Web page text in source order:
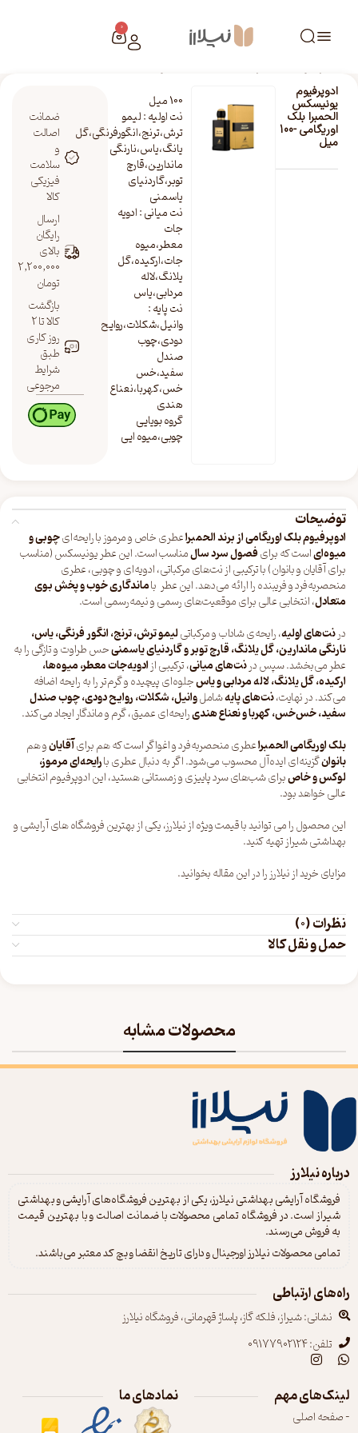
0
فروشگاه نیلارز
ادوپرفیوم یونیسکس الحمبرا بلک اوریگامی -100 میل
ادوپرفیوم
یونیسکس
الحمبرا بلک
اوریگامی -100
میل
100 میل
نت اولیه : لیمو
ترش،ترنج،انگورفرنگی،گل
یانگ،یاس،نارنگی
ماندارین،قارچ
توبر،گاردنیای
یاسمنی
نت میانی : ادویه
جات
معطر،میوه
جات،ارکیده،گل
یلانگ،لاله
مردابی،یاس
نت پایه :
وانیل،شکلات،روایح
دودی،چوب
صندل
سفید،خس
خس،کهربا،نعناع
هندی
گروه بویایی
چوبی،میوه ایی
ضمانت
اصالت
و
سلامت
فیزیکی
کالا
ارسال
رایگان
بالای
2,200,000
تومان
بازگشت
کالا تا 2
روز کاری
طبق
شرایط
مرجوعی
توضیحات
ادوپرفیوم بلک اوریگامی از برند الحمبراعطری خاص و مرموز با رایحه‌ایچوبی و
میوه‌ایاست که برایفصول سرد سالمناسب است. این عطر یونیسکس (مناسب
برای آقایان و بانوان) با ترکیبی از نت‌های مرکباتی، ادویه‌ای و چوبی، عطری
منحصربه‌فرد و فریبنده را ارائه می‌دهد. این عطر باماندگاری خوب و پخش بوی
متعادل، انتخابی عالی برای موقعیت‌های رسمی و نیمه‌رسمی است.
درنت‌های اولیه، رایحه‌ی شاداب و مرکباتیلیمو ترش، ترنج، انگور فرنگی، یاس،
نارنگی ماندارین، گل یلانگ، قارچ توبر و گاردنیای یاسمنیحس طراوت و تازگی را به
عطر می‌بخشد. سپس درنت‌های میانی، ترکیبی ازادویه‌جات معطر، میوه‌ها،
ارکیده، گل یلانگ، لاله مردابی و یاسجلوه‌ای پیچیده و گرم‌تر را به رایحه اضافه
می‌کند. در نهایت،نت‌های پایهشاملوانیل، شکلات، روایح دودی، چوب صندل
سفید، خس‌خس، کهربا و نعناع هندیرایحه‌ای عمیق، گرم و ماندگار ایجاد می‌کند.
بلک اوریگامی الحمبراعطری منحصربه‌فرد و اغواگر است که هم برایآقایانو هم
بانوانگزینه‌ای ایده‌آل محسوب می‌شود. اگر به دنبال عطری بارایحه‌ای مرموز،
لوکس و خاصبرای شب‌های سرد پاییزی و زمستانی هستید، این ادوپرفیوم انتخابی
عالی خواهد بود.
این محصول را می توانید با قیمت ویژه ازنیلارز، یکی از بهترین فروشگاه هایآرایشی و
بهداشتی شیرازتهیه کنید.
مزایای خرید از نیلارز را دراین مقالهبخوانید.
نظرات (0)
حمل و نقل کالا
محصولات مشابه
درباره نیلارز
فروشگاه آرایشی بهداشتی نیلارز، یکی از بهترین فروشگاه‌های آرایشی و بهداشتی
شیراز است. در فروشگاه تمامی محصولات با ضمانت اصالت و با بهترین قیمت
به فروش می‌رسند.
تمامی محصولات نیلارز اورجینال و دارای تاریخ انقضا و بچ کد معتبر می‌باشند.
لینک‌های مهم
- صفحه اصلی
راه‌های ارتباطی
نشانی: شیراز، فلکه گاز، پاساژ قهرمانی، فروشگاه نیلارز
تلفن: 09177902124
نمادهای ما